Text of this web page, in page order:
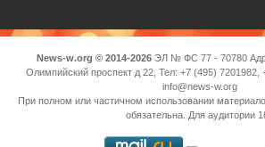
News-w.org © 2014-2026ЭЛ № ФС 77 - 70780
Олимпийский проспект д 22, Тел: +7 (495) 7201982,
info@news-w.org
При полном или частичном использовании
обязательна. Для аудитории